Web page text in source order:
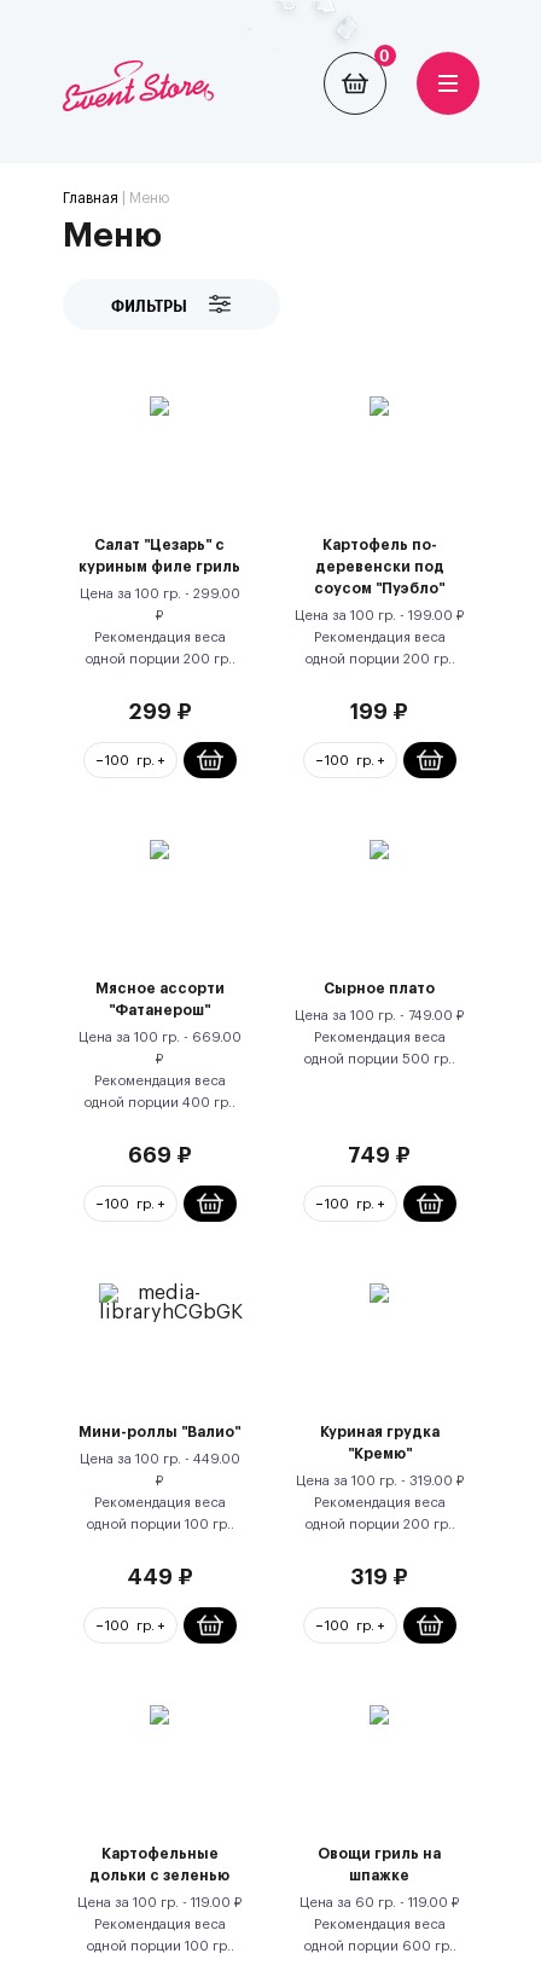
0
Главная | Меню
Меню
ФИЛЬТРЫ
Салат "Цезарь" с
куриным филе гриль
Цена за 100 гр. - 299.00
₽
Рекомендация веса
одной порции 200 гр.
299 ₽
Картофель по-
деревенски под
соусом "Пуэбло"
Цена за 100 гр. - 199.00 ₽
Рекомендация веса
одной порции 200 гр.
199 ₽
Мясное ассорти
"Фатанерош"
Цена за 100 гр. - 669.00
₽
Рекомендация веса
одной порции 400 гр.
669 ₽
Сырное плато
Цена за 100 гр. - 749.00 ₽
Рекомендация веса
одной порции 500 гр.
749 ₽
Мини-роллы "Валио"
Цена за 100 гр. - 449.00
₽
Рекомендация веса
одной порции 100 гр.
449 ₽
Куриная грудка
"Кремю"
Цена за 100 гр. - 319.00 ₽
Рекомендация веса
одной порции 200 гр.
319 ₽
Картофельные
дольки с зеленью
Цена за 100 гр. - 119.00 ₽
Рекомендация веса
одной порции 100 гр.
Овощи гриль на
шпажке
Цена за 60 гр. - 119.00 ₽
Рекомендация веса
одной порции 600 гр.